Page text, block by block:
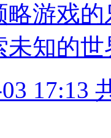
游戏
未知的世
17:13